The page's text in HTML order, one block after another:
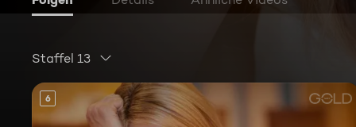
Staffel 13
6